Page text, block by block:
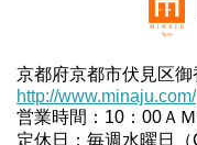
京都府京都市伏見区
http://www.minaju.com/
営業時間：10：00Ａ
定休日：毎週水曜日（